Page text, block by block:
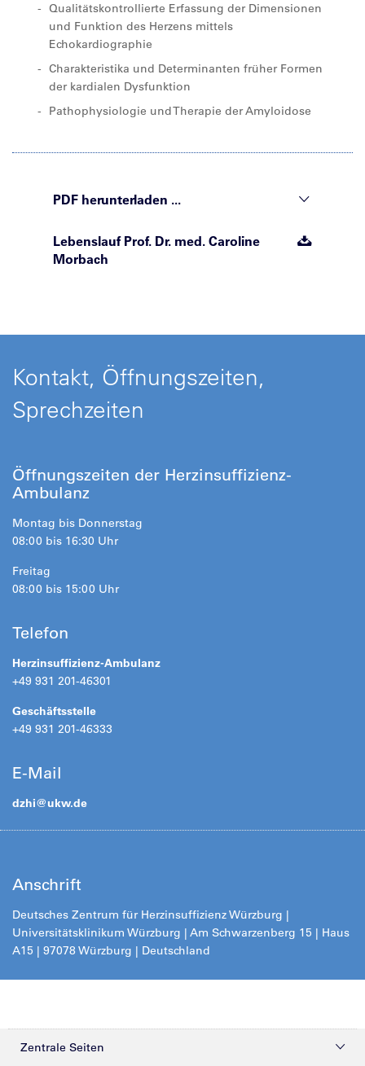
Qualitätskontrollierte Erfassung der Dimensionen
und Funktion des Herzens mittels
Echokardiographie
Charakteristika und Determinanten früher Formen
der kardialen Dysfunktion
Pathophysiologie und Therapie der Amyloidose
PDF herunterladen ...
Lebenslauf Prof. Dr. med. Caroline
Morbach
Kontakt, Öffnungszeiten,
Sprechzeiten
Öffnungszeiten der Herzinsuffizienz-
Ambulanz
Montag bis Donnerstag
08:00 bis 16:30 Uhr
Freitag
08:00 bis 15:00 Uhr
Telefon
Herzinsuffizienz-Ambulanz
+49 931 201-46301
Geschäftsstelle
+49 931 201-46333
E-Mail
dzhi@ukw.de
Anschrift
Deutsches Zentrum für Herzinsuffizienz Würzburg |
Universitätsklinikum Würzburg | Am Schwarzenberg 15 | Haus
A15 | 97078 Würzburg | Deutschland
Zentrale Seiten